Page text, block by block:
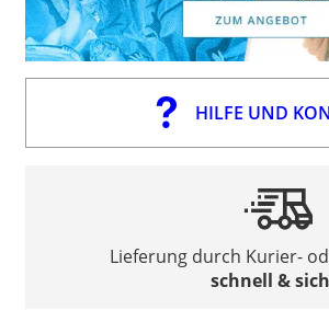
HILFE UND
Lieferung durch Kurier-
schnell &